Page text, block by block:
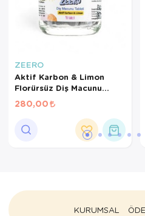
ZEERO
Aktif Karbon & Limon
Florürsüz Diş Macunu
Tableti 90 Adet
280,00
KURUMSAL